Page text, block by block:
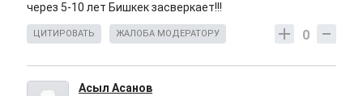
через 5-10 лет Бишкек засверкает!!!
0
ЦИТИРОВАТЬ ЖАЛОБА МОДЕРАТОРУ
Асыл Асанов